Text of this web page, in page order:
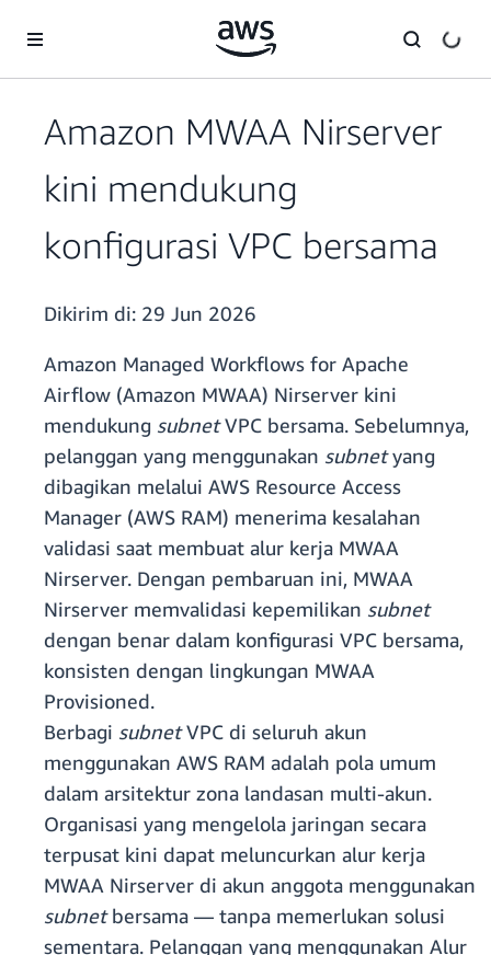
Amazon MWAA Nirserver
kini mendukung
konfigurasi VPC bersama
Dikirim di: 29 Jun 2026
Amazon Managed Workflows for Apache
Airflow (Amazon MWAA) Nirserver kini
mendukung subnetVPC bersama. Sebelumnya,
pelanggan yang menggunakan subnetyang
dibagikan melalui AWS Resource Access
Manager (AWS RAM) menerima kesalahan
validasi saat membuat alur kerja MWAA
Nirserver. Dengan pembaruan ini, MWAA
Nirserver memvalidasi kepemilikan subnet
dengan benar dalam konfigurasi VPC bersama,
konsisten dengan lingkungan MWAA
Provisioned.
Berbagi subnetVPC di seluruh akun
menggunakan AWS RAM adalah pola umum
dalam arsitektur zona landasan multi-akun.
Organisasi yang mengelola jaringan secara
terpusat kini dapat meluncurkan alur kerja
MWAA Nirserver di akun anggota menggunakan
subnetbersama — tanpa memerlukan solusi
sementara. Pelanggan yang menggunakan Alur